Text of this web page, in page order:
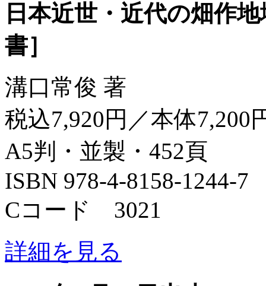
日本近世・近代の畑作
書］
溝口常俊 著
税込7,920円／本体7,200
A5判・並製・452頁
ISBN 978-4-8158-1244-7
Cコード 3021
詳細を見る